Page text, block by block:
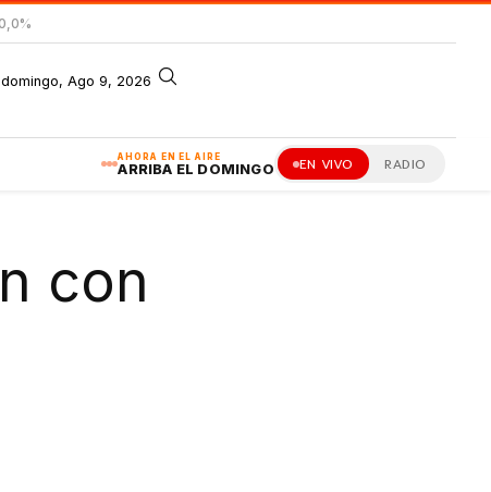
domingo, Ago 9, 2026
AHORA EN EL AIRE
ARRIBA EL DOMINGO EN VIVO RADIO
con